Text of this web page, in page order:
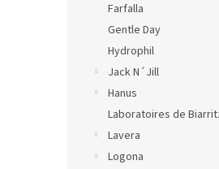
Farfalla
Gentle Day
Hydrophil
Jack N´Jill
Hanus
Laboratoires de
Lavera
Logona